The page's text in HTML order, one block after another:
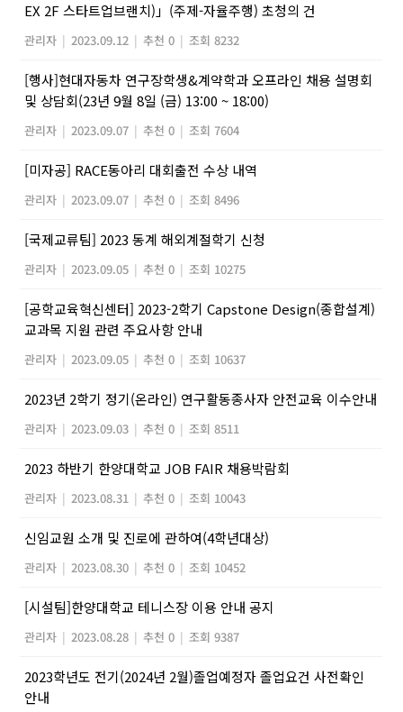
EX 2F 스타트업브랜치)」(주제-자율주행) 초청의 건
관리자 | 2023.09.12 | 추천 0 | 조회 8232
[행사]현대자동차 연구장학생&계약학과 오프라인 채용 설명회
및 상담회(23년 9월 8일 (금) 13:00 ~ 18:00)
관리자 | 2023.09.07 | 추천 0 | 조회 7604
[미자공] RACE동아리 대회출전 수상 내역
관리자 | 2023.09.07 | 추천 0 | 조회 8496
[국제교류팀] 2023 동계 해외계절학기 신청
관리자 | 2023.09.05 | 추천 0 | 조회 10275
[공학교육혁신센터] 2023-2학기 Capstone Design(종합설계)
교과목 지원 관련 주요사항 안내
관리자 | 2023.09.05 | 추천 0 | 조회 10637
2023년 2학기 정기(온라인) 연구활동종사자 안전교육 이수안내
관리자 | 2023.09.03 | 추천 0 | 조회 8511
2023 하반기 한양대학교 JOB FAIR 채용박람회
관리자 | 2023.08.31 | 추천 0 | 조회 10043
신임교원 소개 및 진로에 관하여(4학년대상)
관리자 | 2023.08.30 | 추천 0 | 조회 10452
[시설팀]한양대학교 테니스장 이용 안내 공지
관리자 | 2023.08.28 | 추천 0 | 조회 9387
2023학년도 전기(2024년 2월)졸업예정자 졸업요건 사전확인
안내